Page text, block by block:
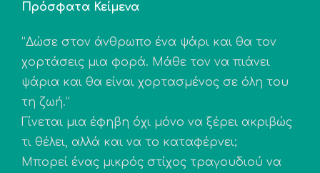
Πρόσφατα Κείμενα
“Δώσε στον άνθρωπο ένα ψάρι και θα τον
χορτάσεις μια φορά. Μάθε τον να πιάνει
ψάρια και θα είναι χορτασμένος σε όλη του
τη ζωή.”
Γίνεται μια έφηβη όχι μόνο να ξέρει ακριβώς
τι θέλει, αλλά και να το καταφέρνει;
Μπορεί ένας μικρός στίχος τραγουδιού να